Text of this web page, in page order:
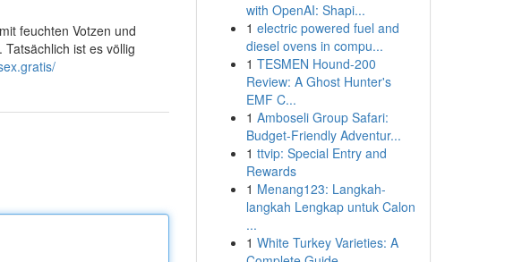
feuchten Votzen und
ist es völlig
with OpenAI: Shapi...
1 electric powered fuel and
diesel ovens in compu...
1 TESMEN Hound-200
Review: A Ghost Hunter's
EMF C...
1 Amboseli Group Safari:
Budget-Friendly Adventur...
1 ttvip: Special Entry and
Rewards
1 Menang123: Langkah-
langkah Lengkap untuk Calon
...
1 White Turkey Varieties: A